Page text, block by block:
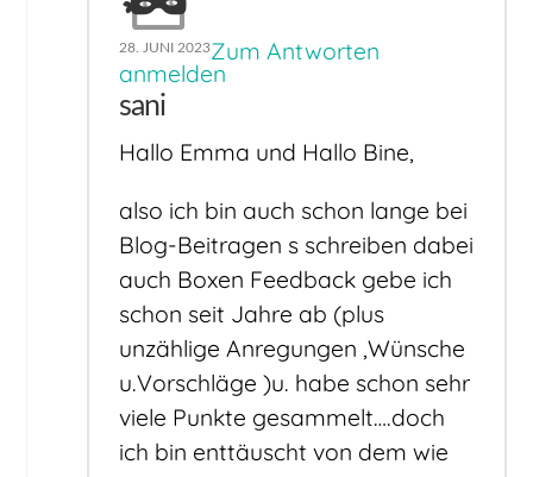
28. JUNI 2023Zum Antworten
anmelden
sani
Hallo Emma und Hallo Bine,
also ich bin auch schon lange bei
Blog-Beitragen s schreiben dabei
auch Boxen Feedback gebe ich
schon seit Jahre ab (plus
unzählige Anregungen ,Wünsche
u.Vorschläge )u. habe schon sehr
viele Punkte gesammelt….doch
ich bin enttäuscht von dem wie